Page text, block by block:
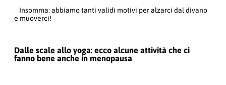
Insomma: abbiamo tanti validi motivi per alzarci dal divano
e muoverci!
Dalle scale allo yoga: ecco alcune attività che ci
fanno bene anche in menopausa